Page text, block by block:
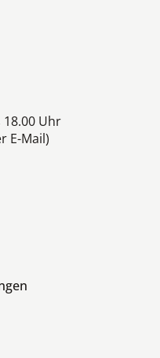
18.00 Uhr
E-Mail)